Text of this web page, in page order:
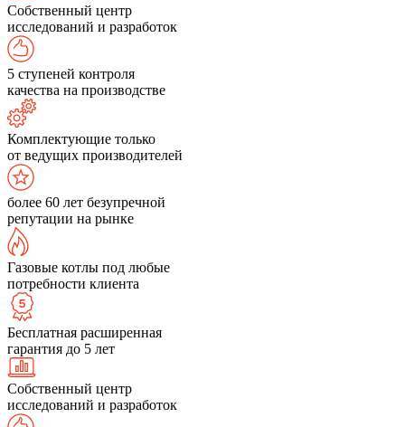
Собственный центр
исследований и разработок
5 ступеней контроля
качества на производстве
Комплектующие только
от ведущих производителей
более 60 лет безупречной
репутации на рынке
Газовые котлы под любые
потребности клиента
Бесплатная расширенная
гарантия до 5 лет
Собственный центр
исследований и разработок